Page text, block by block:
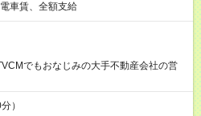
車賃、全額支給
でもおなじみの大手不動産会社の営
）